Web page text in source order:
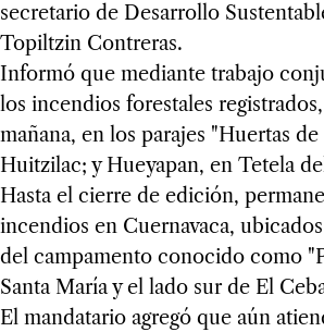
secretario de Desarrollo
Topiltzin Contreras.
Informó que mediante trabajo
los incendios forestales
mañana, en los parajes "Huertas
Huitzilac; y Hueyapan, en Tetela
Hasta el cierre de edición,
incendios en Cuernavaca,
del campamento conocido como
Santa María y el lado sur de El
El mandatario agregó que aún